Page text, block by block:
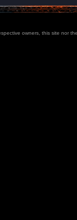
owners, this site nor